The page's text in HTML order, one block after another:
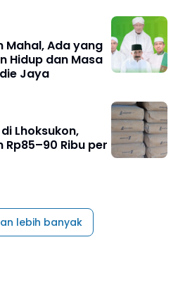
Mahal, Ada yang
Hidup dan Masa
Jaya
Lhoksukon,
Ribu per
lebih banyak